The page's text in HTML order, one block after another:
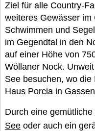
Ziel für alle Country-
weiteres Gewässer im
Schwimmen und
im Gegendtal in den
auf einer Höhe von
Wöllaner Nock.
See besuchen, wo
Haus Porcia in
Durch eine gemütliche
See oder auch ein